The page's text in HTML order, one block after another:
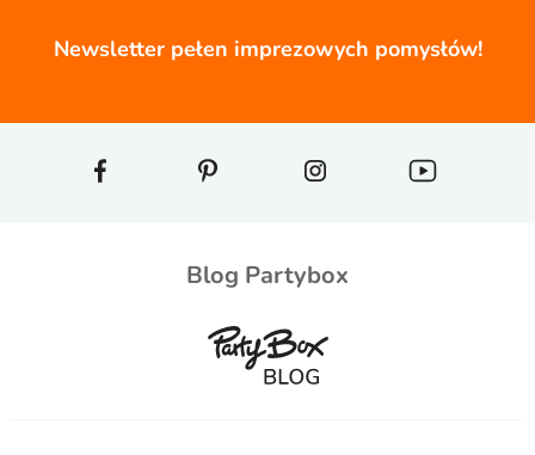
Newsletter pełen imprezowych pomysłów!
Blog Partybox